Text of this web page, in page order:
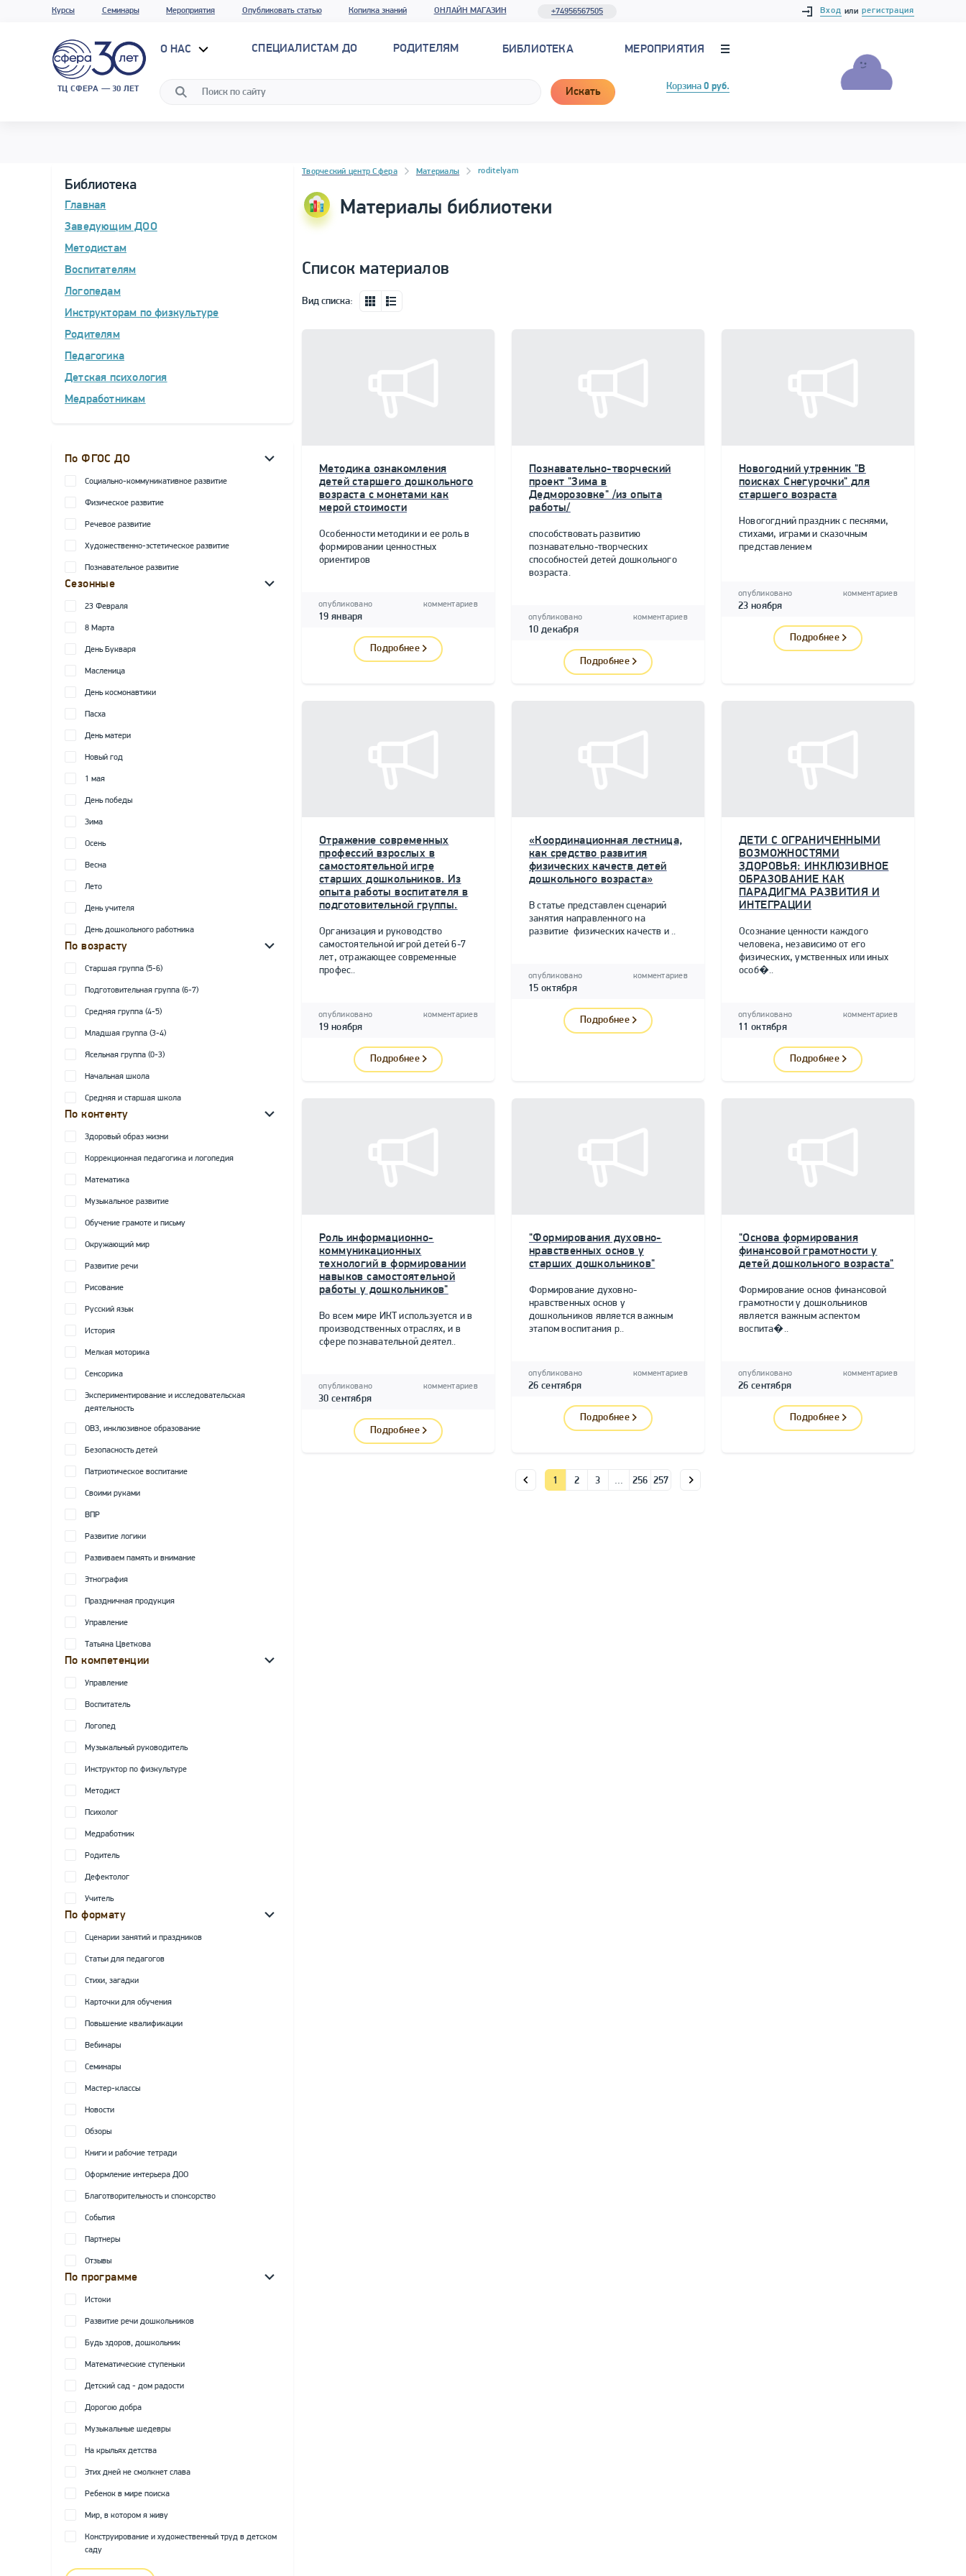
Курсы Семинары Мероприятия Опубликовать статью Копилка знаний ОНЛАЙН МАГАЗИН +74956567505 Вход или регистрация
ТЦ СФЕРА — 30 ЛЕТ
О НАС СПЕЦИАЛИСТАМ ДО РОДИТЕЛЯМ БИБЛИОТЕКА МЕРОПРИЯТИЯ
Искать Корзина 0 руб.
Библиотека
Главная
Заведующим ДОО
Методистам
Воспитателям
Логопедам
Инструкторам по физкультуре
Родителям
Педагогика
Детская психология
Медработникам
По ФГОС ДО
Социально-коммуникативное развитие
Физическое развитие
Речевое развитие
Художественно-эстетическое развитие
Познавательное развитие
Сезонные
23 Февраля
8 Марта
День Букваря
Масленица
День космонавтики
Пасха
День матери
Новый год
1 мая
День победы
Зима
Осень
Весна
Лето
День учителя
День дошкольного работника
По возрасту
Старшая группа (5-6)
Подготовительная группа (6-7)
Средняя группа (4-5)
Младшая группа (3-4)
Ясельная группа (0-3)
Начальная школа
Средняя и старшая школа
По контенту
Здоровый образ жизни
Коррекционная педагогика и логопедия
Математика
Музыкальное развитие
Обучение грамоте и письму
Окружающий мир
Развитие речи
Рисование
Русский язык
История
Мелкая моторика
Сенсорика
Экспериментирование и исследовательская
деятельность
ОВЗ, инклюзивное образование
Безопасность детей
Патриотическое воспитание
Своими руками
ВПР
Развитие логики
Развиваем память и внимание
Этнография
Праздничная продукция
Управление
Татьяна Цветкова
По компетенции
Управление
Воспитатель
Логопед
Музыкальный руководитель
Инструктор по физкультуре
Методист
Психолог
Медработник
Родитель
Дефектолог
Учитель
По формату
Сценарии занятий и праздников
Статьи для педагогов
Стихи, загадки
Карточки для обучения
Повышение квалификации
Вебинары
Семинары
Мастер-классы
Новости
Обзоры
Книги и рабочие тетради
Оформление интерьера ДОО
Благотворительность и спонсорство
События
Партнеры
Отзывы
По программе
Истоки
Развитие речи дошкольников
Будь здоров, дошкольник
Математические ступеньки
Детский сад - дом радости
Дорогою добра
Музыкальные шедевры
На крыльях детства
Этих дней не смолкнет слава
Ребенок в мире поиска
Мир, в котором я живу
Конструирование и художественный труд в детском
саду
Блок новостей
Творческий центр Сфера Материалы roditelyam
Материалы библиотеки
Список материалов
Вид списка:
Методика ознакомления
детей старшего дошкольного
возраста с монетами как
мерой стоимости
Особенности методики и ее роль в
формировании ценностных
ориентиров
опубликовано
19 января
комментариев
Подробнее
Познавательно-творческий
проект "Зима в
Дедморозовке" /из опыта
работы/
способствовать развитию
познавательно-творческих
способностей детей дошкольного
возраста.
опубликовано
10 декабря
комментариев
Подробнее
Новогодний утренник "В
поисках Снегурочки" для
старшего возраста
Новогогдний праздник с песнями,
стихами, играми и сказочным
представлением
опубликовано
23 ноября
комментариев
Подробнее
Отражение современных
профессий взрослых в
самостоятельной игре
старших дошкольников. Из
опыта работы воспитателя в
подготовительной группы.
Организация и руководство
самостоятельной игрой детей 6-7
лет, отражающее современные
профес..
опубликовано
19 ноября
комментариев
Подробнее
«Координационная лестница,
как средство развития
физических качеств детей
дошкольного возраста»
В статье представлен сценарий
занятия направленного на
развитие физических качеств и ..
опубликовано
15 октября
комментариев
Подробнее
ДЕТИ С ОГРАНИЧЕННЫМИ
ВОЗМОЖНОСТЯМИ
ЗДОРОВЬЯ: ИНКЛЮЗИВНОЕ
ОБРАЗОВАНИЕ КАК
ПАРАДИГМА РАЗВИТИЯ И
ИНТЕГРАЦИИ
Осознание ценности каждого
человека, независимо от его
физических, умственных или иных
особ�..
опубликовано
11 октября
комментариев
Подробнее
Роль информационно-
коммуникационных
технологий в формировании
навыков самостоятельной
работы у дошкольников"
Во всем мире ИКТ используется и в
производственных отраслях, и в
сфере познавательной деятел..
опубликовано
30 сентября
комментариев
Подробнее
"Формирования духовно-
нравственных основ у
старших дошкольников"
Формирование духовно-
нравственных основ у
дошкольников является важным
этапом воспитания р..
опубликовано
26 сентября
комментариев
Подробнее
"Основа формирования
финансовой грамотности у
детей дошкольного возраста"
Формирование основ финансовой
грамотности у дошкольников
является важным аспектом
воспита�..
опубликовано
26 сентября
комментариев
Подробнее
1 2 3 … 256 257